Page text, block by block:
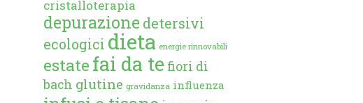
cristalloterapia
depurazione detersivi
ecologici dieta energie rinnovabili
estate fai da te fiori di
bach glutine gravidanza influenza